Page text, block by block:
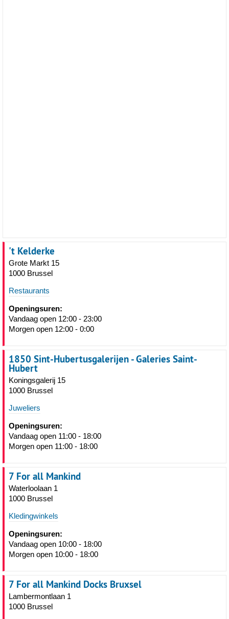
't Kelderke
Grote Markt 15
1000 Brussel
Restaurants
Openingsuren:
Vandaag open 12:00 - 23:00
Morgen open 12:00 - 0:00
1850 Sint-Hubertusgalerijen - Galeries Saint-
Hubert
Koningsgalerij 15
1000 Brussel
Juweliers
Openingsuren:
Vandaag open 11:00 - 18:00
Morgen open 11:00 - 18:00
7 For all Mankind
Waterloolaan 1
1000 Brussel
Kledingwinkels
Openingsuren:
Vandaag open 10:00 - 18:00
Morgen open 10:00 - 18:00
7 For all Mankind Docks Bruxsel
Lambermontlaan 1
1000 Brussel